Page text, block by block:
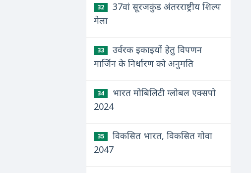
32
37वां सूरजकुंड अंतरराष्ट्रीय शिल्प
मेला
33
उर्वरक इकाइयों हेतु विपणन
मार्जिन के निर्धारण को अनुमति
34
भारत मोबिलिटी ग्लोबल एक्सपो
2024
35
विकसित भारत, विकसित गोवा
2047